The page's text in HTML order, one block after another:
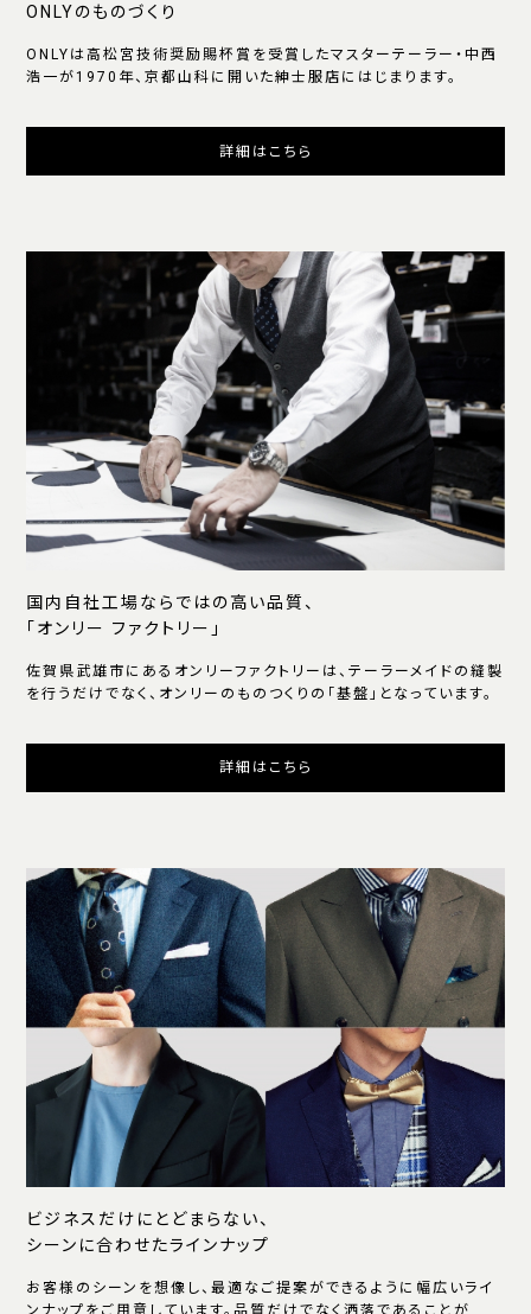
ONLYのものづくり
ONLYは高松宮技術奨励賜杯賞を受賞したマスターテーラー・中西
浩一が1970年、京都山科に開いた紳士服店にはじまります。
詳細はこちら
国内自社工場ならではの高い品質、
「オンリー ファクトリー」
佐賀県武雄市にあるオンリーファクトリーは、テーラーメイドの縫製
を行うだけでなく、オンリーのものつくりの「基盤」となっています。
詳細はこちら
ビジネスだけにとどまらない、
シーンに合わせたラインナップ
お客様のシーンを想像し、最適なご提案ができるように幅広いライ
ンナップをご用意しています。品質だけでなく洒落であることが